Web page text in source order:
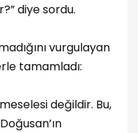
diye sordu.
vurgulayan
tamamladı:
değildir. Bu,